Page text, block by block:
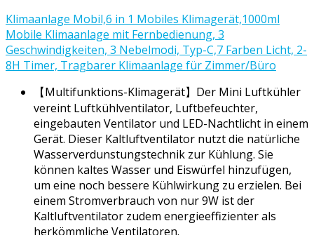
Klimaanlage Mobil,6 in 1 Mobiles Klimagerät,1000ml
Mobile Klimaanlage mit Fernbedienung, 3
Geschwindigkeiten, 3 Nebelmodi, Typ-C,7 Farben Licht, 2-
8H Timer, Tragbarer Klimaanlage für Zimmer/Büro
【Multifunktions-Klimagerät】Der Mini Luftkühler
vereint Luftkühlventilator, Luftbefeuchter,
eingebauten Ventilator und LED-Nachtlicht in einem
Gerät. Dieser Kaltluftventilator nutzt die natürliche
Wasserverdunstungstechnik zur Kühlung. Sie
können kaltes Wasser und Eiswürfel hinzufügen,
um eine noch bessere Kühlwirkung zu erzielen. Bei
einem Stromverbrauch von nur 9W ist der
Kaltluftventilator zudem energieeffizienter als
herkömmliche Ventilatoren.